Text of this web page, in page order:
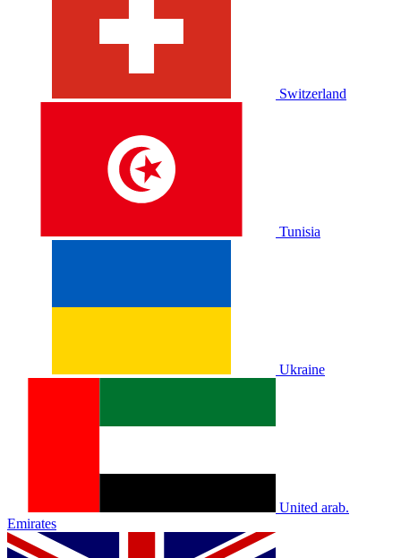
Switzerland
Tunisia
Ukraine
United arab.
Emirates